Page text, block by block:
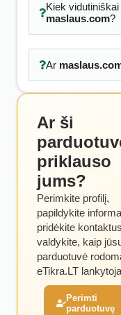
Kiek
maslaus.com?
Ar
Ar ši
priklauso
jums?
Perimkite profilį,
papildykite
pridėkite
valdykite, kaip
parduotuvė
eTikra.LT
Perimti
parduotuvę